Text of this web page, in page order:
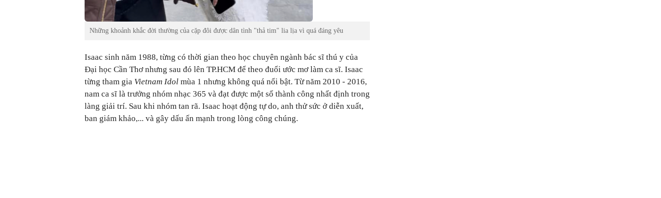
Những khoảnh khắc đời thường của cặp đôi được dân tình "thả tim" lia lịa vì quá đáng yêu
Isaac sinh năm 1988, từng có thời gian theo học chuyên ngành bác sĩ thú y của
Đại học Cần Thơ nhưng sau đó lên TP.HCM để theo đuổi ước mơ làm ca sĩ. Isaac
từng tham gia Vietnam Idol mùa 1 nhưng không quá nổi bật. Từ năm 2010 - 2016,
nam ca sĩ là trưởng nhóm nhạc 365 và đạt được một số thành công nhất định trong
làng giải trí. Sau khi nhóm tan rã. Isaac hoạt động tự do, anh thử sức ở diễn xuất,
ban giám khảo,... và gây dấu ấn mạnh trong lòng công chúng.